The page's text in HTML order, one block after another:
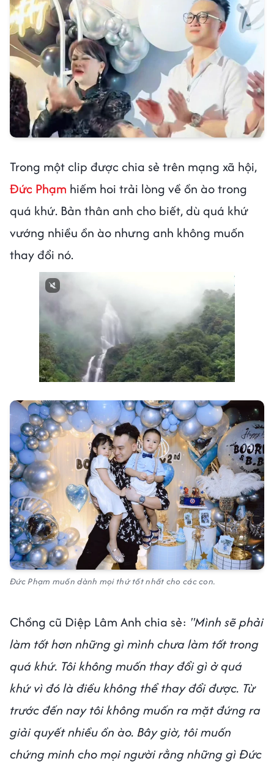
Trong một clip được chia sẻ trên mạng xã hội,
Đức Phạm hiếm hoi trải lòng về ồn ào trong
quá khứ. Bản thân anh cho biết, dù quá khứ
vướng nhiều ồn ào nhưng anh không muốn
thay đổi nó.
Đức Phạm muốn dành mọi thứ tốt nhất cho các con.
Chồng cũ Diệp Lâm Anh chia sẻ: "Mình sẽ phải
làm tốt hơn những gì mình chưa làm tốt trong
quá khứ. Tôi không muốn thay đổi gì ở quá
khứ vì đó là điều không thể thay đổi được. Từ
trước đến nay tôi không muốn ra mặt đứng ra
giải quyết nhiều ồn ào. Bây giờ, tôi muốn
chứng minh cho mọi người rằng những gì Đức